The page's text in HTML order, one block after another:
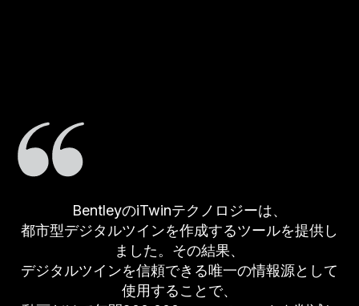
D
BentleyのiTwinテクノロジーは、
都市型デジタルツインを作成するツールを提供し
ました。その結果、
デジタルツインを信頼できる唯一の情報源として
使用することで、